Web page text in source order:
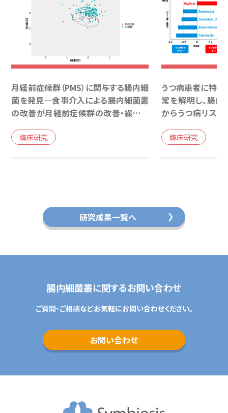
月経前症候群（PMS）に関与する腸内細
菌を発見─食事介入による腸内細菌叢
の改善が月経前症候群の改善・緩和に
臨床研究
うつ病患者に特
常を解明し、腸
からうつ病リス
臨床研究
研究成果一覧へ
腸内細菌叢に関するお問い合わせ
ご質問・ご相談などお気軽にお問い合わせください。
お問い合わせ